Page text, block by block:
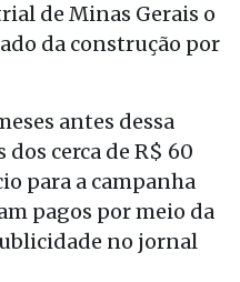
de Minas Gerais o
da construção por
antes dessa
cerca de R$ 60
para a campanha
pagos por meio da
no jornal